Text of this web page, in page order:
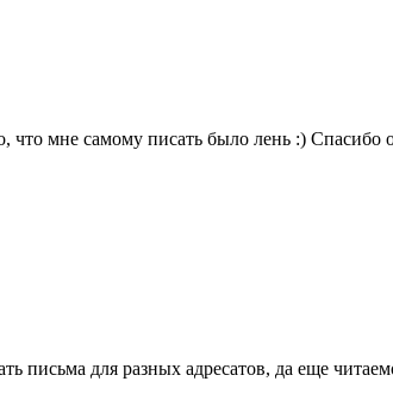
что мне самому писать было лень :) Спасибо
письма для разных адресатов, да еще